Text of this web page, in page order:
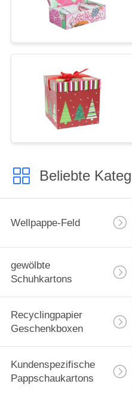
Beliebte
Wellpappe-Feld
gewölbte
Schuhkartons
Recyclingpapier
Geschenkboxen
Kundenspezifische
Pappschaukartons